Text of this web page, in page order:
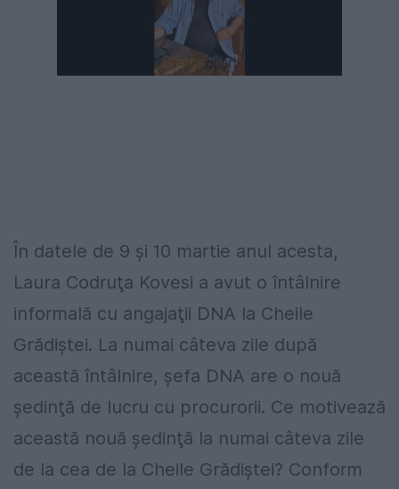
În datele de 9 şi 10 martie anul acesta,
Laura Codruţa Kovesi a avut o întâlnire
informală cu angajaţii DNA la Cheile
Grădiştei. La numai câteva zile după
această întâlnire, şefa DNA are o nouă
şedinţă de lucru cu procurorii. Ce motivează
această nouă şedinţă la numai câteva zile
de la cea de la Cheile Grădiştei? Conform